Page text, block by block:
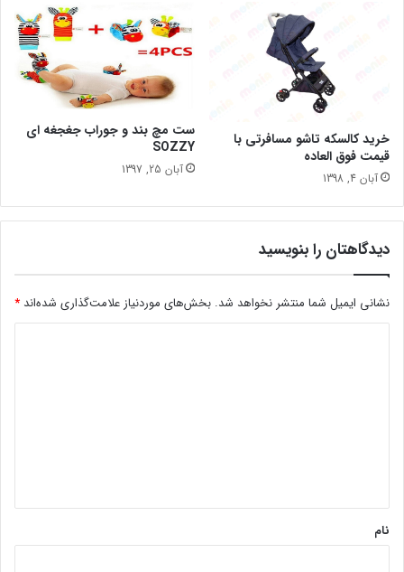
خرید کالسکه تاشو مسافرتی با
قیمت فوق العاده
آبان 4, 1398
ست مچ بند و جوراب جغجغه ای
SOZZY
آبان 25, 1397
دیدگاهتان را بنویسید
نشانی ایمیل شما منتشر نخواهد شد. بخش‌های موردنیاز علامت‌گذاری شده‌اند *
نام